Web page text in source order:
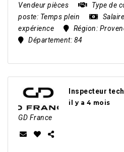
Vendeur pièces
Type de
poste: Temps plein
expérience
Région:
Département: 84
Inspecteur
il y a 4 mois
GD France